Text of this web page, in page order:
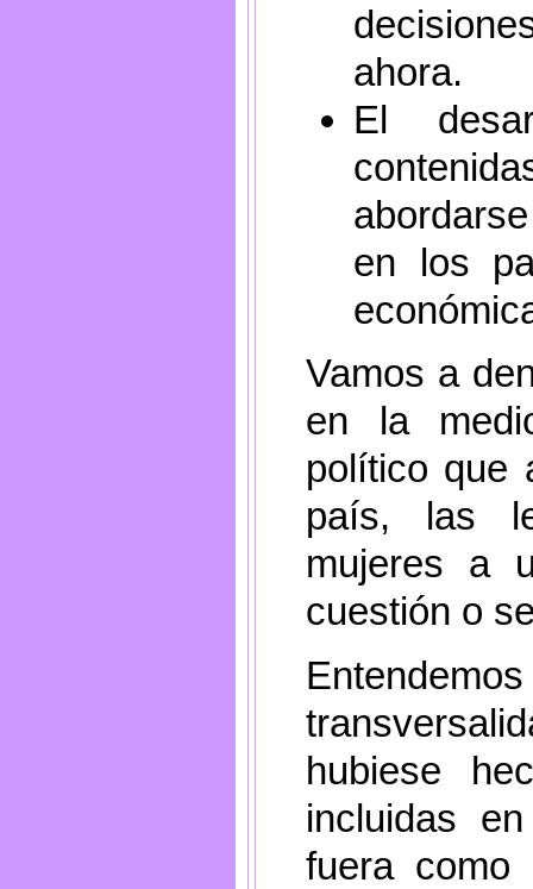
ahora.
El
en los
Vamos a
en la
político que
país, las
mujeres a
cuestión o
hubiese
incluidas
fuera